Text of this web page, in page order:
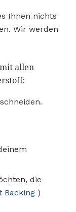
Ihnen nichts
Wir werden
allen
die
Backing )